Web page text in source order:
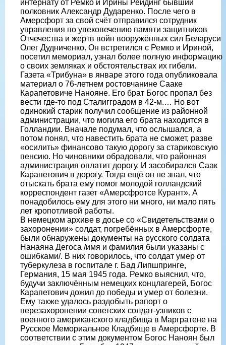
интернату от Ремко и Ирины Рейдинг бывший
полковник Александр Дударенко. После чего в
Амерсфорт за свой счёт отправился сотрудник
управления по увековечению памяти защитников
Отчечества и жертв войн вооружённых сил Беларуси
Олег Дудниченко. Он встретился с Ремко и Ириной,
посетил мемориал, узнал более полную информацию
о своих земляках и обстоятельствах их гибели.
Газета «Трибуна» в январе этого года опубликовала
материал о 76-летнем ростовчанине Сааке
Карапетовиче Нанояне. Его брат Богос пропал без
вести где-то под Сталигградом в 42-м.… Но вот
одинокий старик получил сообщение из районной
администрации, что могила его брата находится в
Голландии. Вначале подумал, что ослышался, а
потом понял, что навестить брата не сможет, разве
«осилить» финансово такую дорогу за стариковскую
пенсию. Но чиновники обрадовали, что районная
администрация оплатит дорогу. И засобирался Саак
Карапетович в дорогу. Тогда ещё он не знал, что
отыскать брата ему помог молодой голландский
корреспондент газет «Амерсфротсе Курант». А
понадобилось ему для этого ни много, ни мало пять
лет кропотливой работы.
В немецком архиве в досье со «Свидетельствами о
захоронении» солдат, погребённых в Амерсфорте,
были обнаружены документы на русского солдата
Нанаяна Дегоса /имя и фамилия были указаны с
ошибками/. В них говорилось, что солдат умер от
туберкулеза в госпитале г. Бад Липшпринге,
Германия, 15 мая 1945 года. Ремко выяснил, что,
будучи заключённым немецких концлагерей, Богос
Карапетович дожил до победы и умер от болезни.
Ему также удалось раздобыть рапорт о
перезахоронении советских солдат-узников с
военного американского кладбища в Маргратене на
Русское Мемориальное Кладбище в Амерсфорте. В
соответствии с этим документом Богос Наноян был